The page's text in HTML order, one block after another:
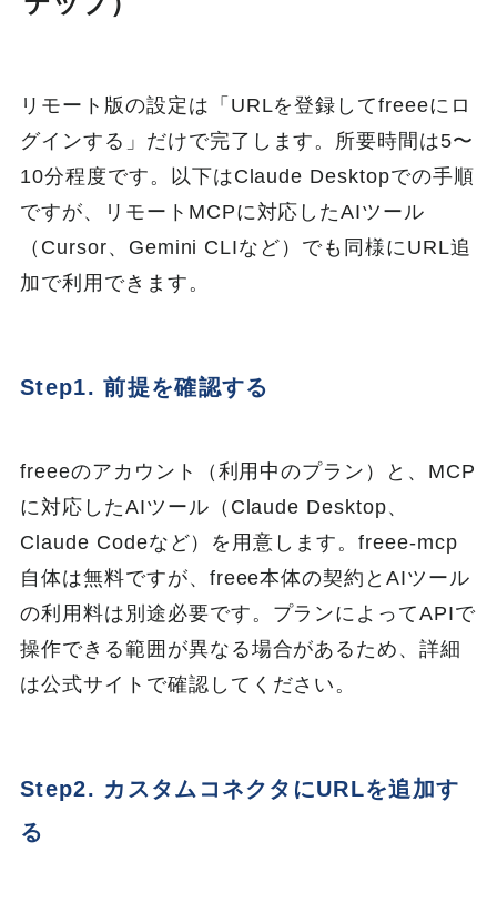
リモート版の設定は「URLを登録してfreeeにロ
グインする」だけで完了します。所要時間は5〜
10分程度です。以下はClaude Desktopでの手順
ですが、リモートMCPに対応したAIツール
（Cursor、Gemini CLIなど）でも同様にURL追
加で利用できます。
Step1. 前提を確認する
freeeのアカウント（利用中のプラン）と、MCP
に対応したAIツール（Claude Desktop、
Claude Codeなど）を用意します。freee-mcp
自体は無料ですが、freee本体の契約とAIツール
の利用料は別途必要です。プランによってAPIで
操作できる範囲が異なる場合があるため、詳細
は公式サイトで確認してください。
Step2. カスタムコネクタにURLを追加す
る